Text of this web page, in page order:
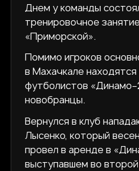
Днем у команды
тренировочное
«Приморской».
Помимо игроков
в Махачкале находятся
футболистов
новобранцы.
Вернулся в клуб
Лысенко, который
провел в аренде в
выступавшем во второй